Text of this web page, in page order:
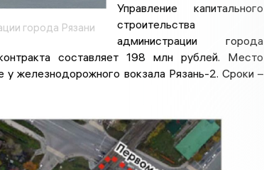
города Рязани
Управление капитального
строительства
администрации города
составляет 198 млн рублей. Место
у железнодорожного вокзала Рязань-2. Сроки –